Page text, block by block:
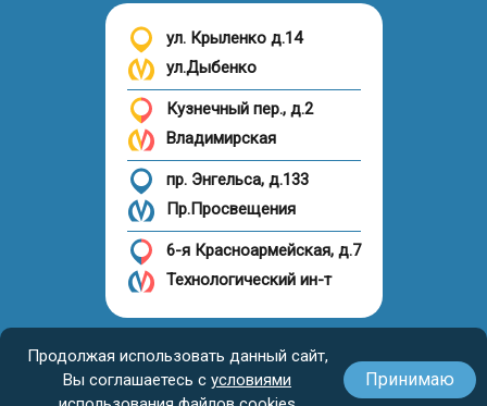
Продолжая использовать данный сайт,
Вы соглашаетесь с условиями
Принимаю
ул. Крыленко д.14
ул.Дыбенко
Кузнечный пер., д.2
Владимирская
пр. Энгельса, д.133
Пр.Просвещения
6-я Красноармейская, д.7
Технологический ин-т
Налоговый вычет